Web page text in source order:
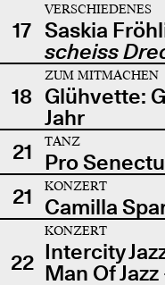
17
VERSCHIEDENES
Saskia
scheiss
18
ZUM MITMACHEN
Glühvette:
Jahr
21
TANZ
Pro
21
KONZERT
Camilla
22
KONZERT
Intercity
Man Of